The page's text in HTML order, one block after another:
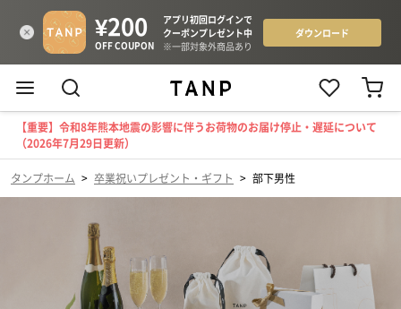
【重要】令和8年熊本地震の影響に伴うお荷物のお届け停止・遅延について
（2026年7月29日更新）
タンプホーム > 卒業祝いプレゼント・ギフト > 部下男性